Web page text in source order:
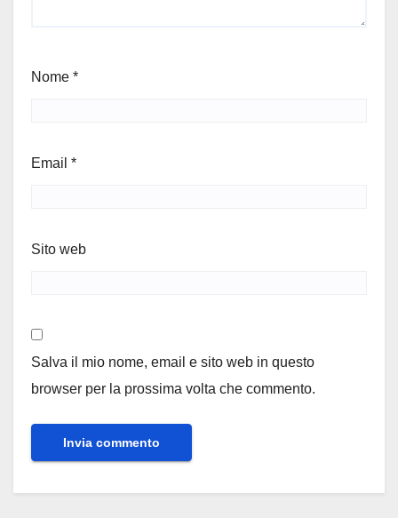
Nome *
Email *
Sito web
Salva il mio nome, email e sito web in questo
browser per la prossima volta che commento.